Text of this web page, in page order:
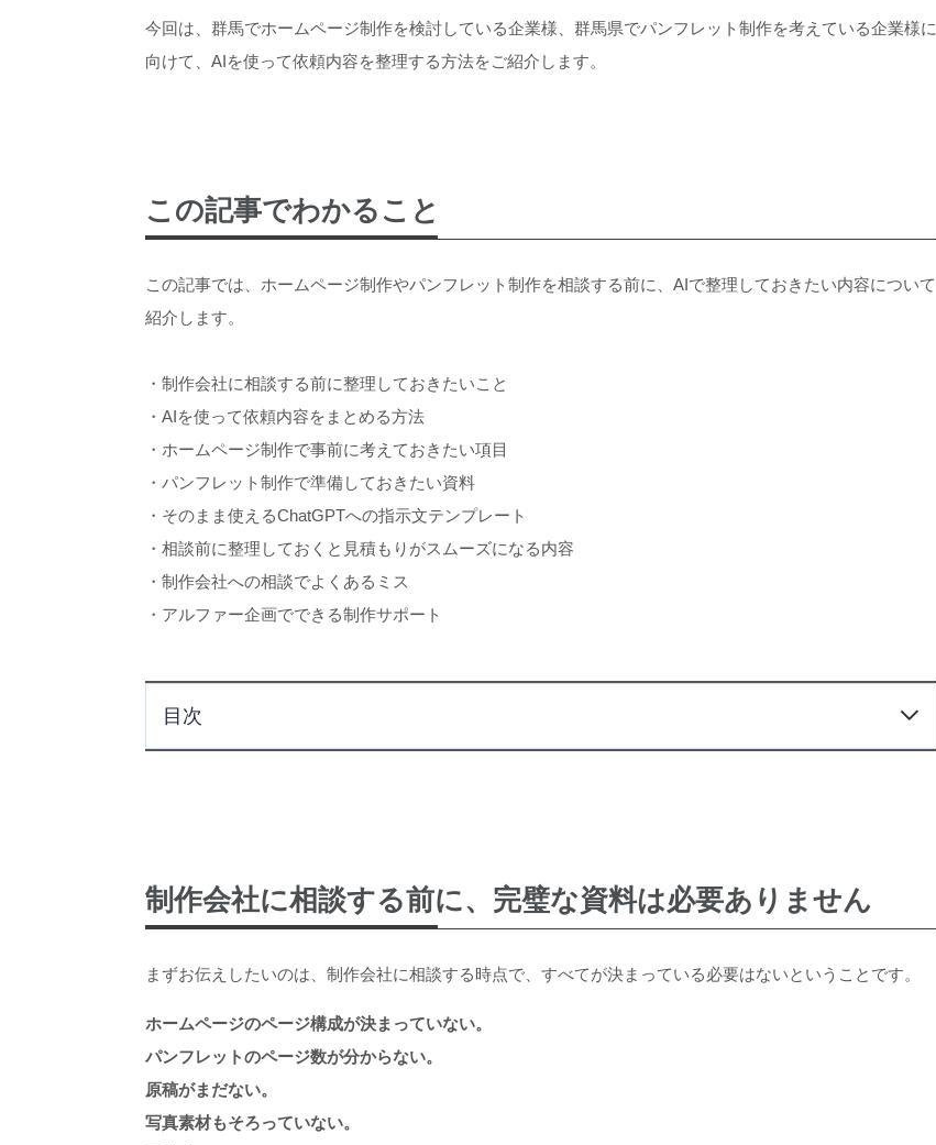
今回は、群馬でホームページ制作を検討している企業様、群馬県でパンフレット制作を考えている企業様に
向けて、AIを使って依頼内容を整理する方法をご紹介します。
この記事でわかること
この記事では、ホームページ制作やパンフレット制作を相談する前に、AIで整理しておきたい内容について
紹介します。
・制作会社に相談する前に整理しておきたいこと
・AIを使って依頼内容をまとめる方法
・ホームページ制作で事前に考えておきたい項目
・パンフレット制作で準備しておきたい資料
・そのまま使えるChatGPTへの指示文テンプレート
・相談前に整理しておくと見積もりがスムーズになる内容
・制作会社への相談でよくあるミス
・アルファー企画でできる制作サポート
目次
既存資料をAIで整理する
制作会社に伝えるべき内容をAIでまとめる
相談前に予算と納期をどこまで決めておくべきか
制作会社への相談でよくある3つのミス
ホームページ制作とパンフレット制作を一緒に相談するメリット
制作会社に相談する前に、完璧な資料は必要ありません
まずお伝えしたいのは、制作会社に相談する時点で、すべてが決まっている必要はないということです。
ホームページのページ構成が決まっていない。
パンフレットのページ数が分からない。
原稿がまだない。
写真素材もそろっていない。